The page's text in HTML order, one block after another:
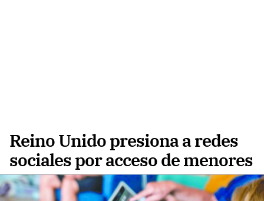
Reino Unido presiona a redes
sociales por acceso de menores